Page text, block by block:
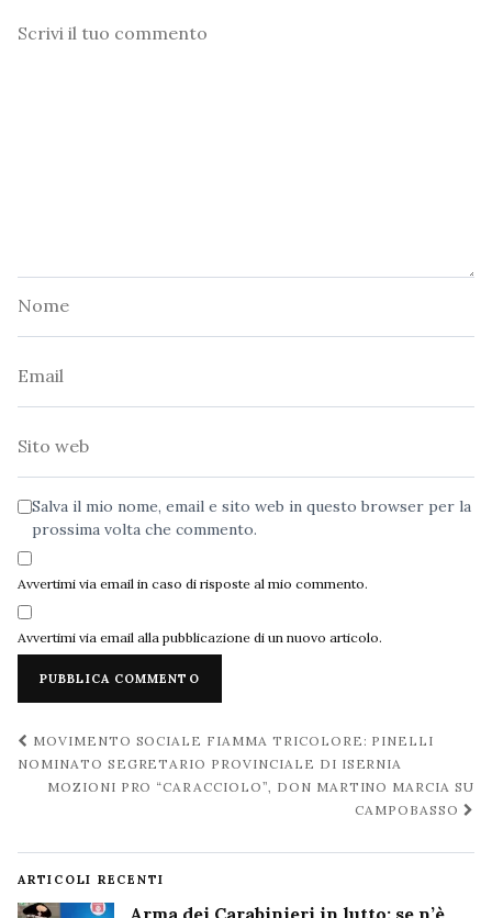
Commento
Salva il mio nome, email e sito web in questo browser per la
prossima volta che commento.
Avvertimi via email in caso di risposte al mio commento.
Avvertimi via email alla pubblicazione di un nuovo articolo.
Navigazione
post
MOVIMENTO SOCIALE FIAMMA TRICOLORE: PINELLI
NOMINATO SEGRETARIO PROVINCIALE DI ISERNIA
MOZIONI PRO “CARACCIOLO”, DON MARTINO MARCIA SU
CAMPOBASSO
ARTICOLI RECENTI